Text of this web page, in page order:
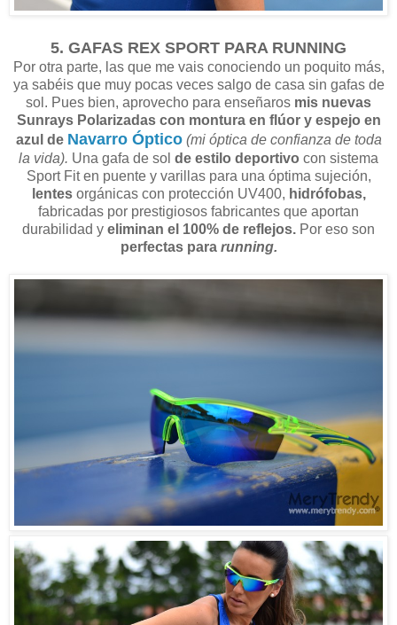
5. GAFAS REX SPORT PARA RUNNING
Por otra parte, las que me vais conociendo un poquito más,
ya sabéis que muy pocas veces salgo de casa sin gafas de
sol. Pues bien, aprovecho para enseñaros mis nuevas
Sunrays Polarizadas con montura en flúor y espejo en
azul de Navarro Óptico (mi óptica de confianza de toda
la vida). Una gafa de sol de estilo deportivo con sistema
Sport Fit en puente y varillas para una óptima sujeción,
lentes orgánicas con protección UV400, hidrófobas,
fabricadas por prestigiosos fabricantes que aportan
durabilidad y eliminan el 100% de reflejos. Por eso son
perfectas para running.